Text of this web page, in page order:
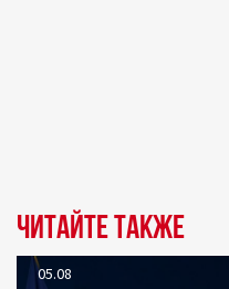
Читайте также
05.08